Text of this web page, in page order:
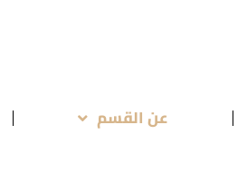
عن القسم